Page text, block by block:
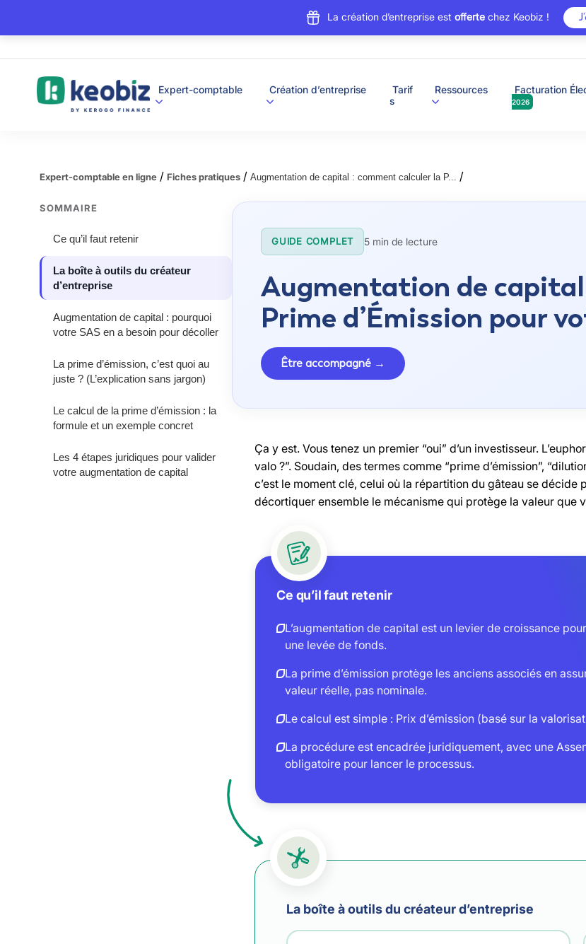
La création d’entreprise est offertechez Keobiz !
A
c
c
u
Expert-comptable Création d’entreprise
Tarif
s
Ressources Facturation
2026
Expert-comptable en ligne / Fiches pratiques / Augmentation de capital : comment calculer la P... /
SOMMAIRE
Ce qu’il faut retenir
La boîte à outils du créateur
d’entreprise
Augmentation de capital : pourquoi
votre SAS en a besoin pour décoller
La prime d’émission, c’est quoi au
juste ? (L’explication sans jargon)
Le calcul de la prime d’émission : la
formule et un exemple concret
Les 4 étapes juridiques pour valider
votre augmentation de capital
GUIDE COMPLET 5 min de lecture
Augmentation de
Prime d’Émission pour
Être accompagné →
Ça y est. Vous tenez un premier “oui” d’un investisseur.
valo ?”. Soudain, des termes comme “prime d’émission”,
c’est le moment clé, celui où la répartition du gâteau se
décortiquer ensemble le mécanisme qui protège la valeur que
Ce qu’il faut retenir
L’augmentation de capital est un levier de croissance
une levée de fonds.
La prime d’émission protège les anciens associés en
valeur réelle, pas nominale.
Le calcul est simple : Prix d’émission (basé sur la
La procédure est encadrée juridiquement, avec une
obligatoire pour lancer le processus.
La boîte à outils du créateur d’entreprise